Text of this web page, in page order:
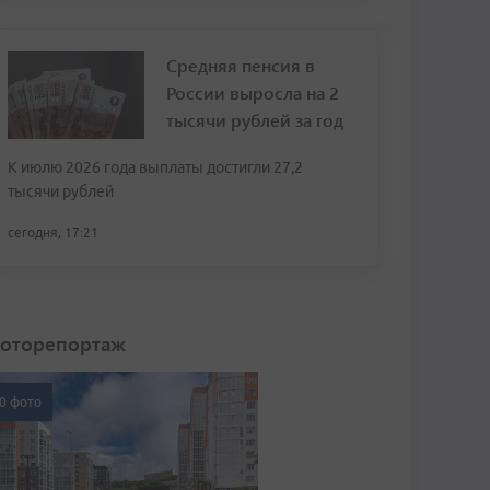
Средняя пенсия в
России выросла на 2
тысячи рублей за год
К июлю 2026 года выплаты достигли 27,2
тысячи рублей
сегодня, 17:21
фото